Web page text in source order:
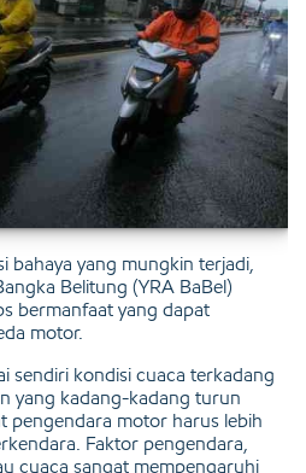
bahaya yang mungkin terjadi,
Belitung (YRA BaBel)
bermanfaat yang dapat
motor.
sendiri kondisi cuaca terkadang
yang kadang-kadang turun
pengendara motor harus lebih
Faktor pengendara,
cuaca sangat mempengaruhi